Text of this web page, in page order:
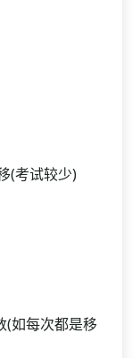
考试较少)
每次都是移